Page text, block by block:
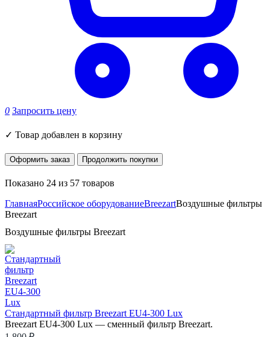
0 Запросить цену
✓ Товар добавлен в корзину
Оформить заказ Продолжить покупки
Показано 24 из 57 товаров
ГлавнаяРоссийское оборудованиеBreezartВоздушные фильтры
Breezart
Воздушные фильтры Breezart
Стандартный фильтр Breezart EU4-300 Lux
Breezart EU4-300 Lux — сменный фильтр Breezart.